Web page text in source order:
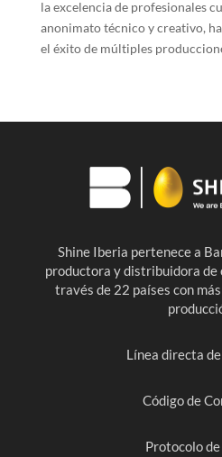
la excelencia de profesionales
anonimato técnico y creativo,
el éxito de múltiples
Shine Iberia pertenece a
productora y distribuidora de
través de 22 países con
Línea directa
Código de
Protocolo